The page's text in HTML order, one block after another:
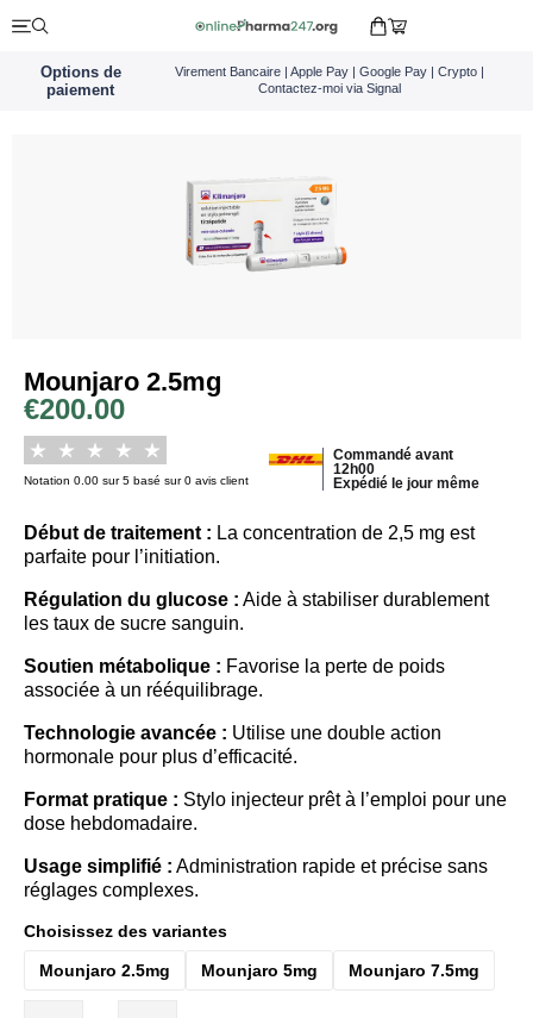
Options de
paiement
Virement Bancaire | Apple Pay | Google Pay | Crypto |
Contactez-moi via Signal
Mounjaro 2.5mg
€200.00
Notation 0.00 sur 5 basé sur 0 avis client
Commandé avant
12h00
Expédié le jour même
Début de traitement : La concentration de 2,5 mg est
parfaite pour l’initiation.
Régulation du glucose : Aide à stabiliser durablement
les taux de sucre sanguin.
Soutien métabolique : Favorise la perte de poids
associée à un rééquilibrage.
Technologie avancée : Utilise une double action
hormonale pour plus d’efficacité.
Format pratique : Stylo injecteur prêt à l’emploi pour une
dose hebdomadaire.
Usage simplifié : Administration rapide et précise sans
réglages complexes.
Choisissez des variantes
Mounjaro 2.5mg Mounjaro 5mg Mounjaro 7.5mg